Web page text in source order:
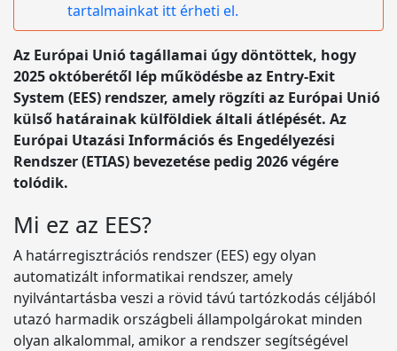
tartalmainkat itt érheti el.
Az Európai Unió tagállamai úgy döntöttek, hogy
2025 októberétől lép működésbe az Entry-Exit
System (EES) rendszer, amely rögzíti az Európai Unió
külső határainak külföldiek általi átlépését. Az
Európai Utazási Információs és Engedélyezési
Rendszer (ETIAS) bevezetése pedig 2026 végére
tolódik.
Mi ez az EES?
A határregisztrációs rendszer (EES) egy olyan
automatizált informatikai rendszer, amely
nyilvántartásba veszi a rövid távú tartózkodás céljából
utazó harmadik országbeli állampolgárokat minden
olyan alkalommal, amikor a rendszer segítségével